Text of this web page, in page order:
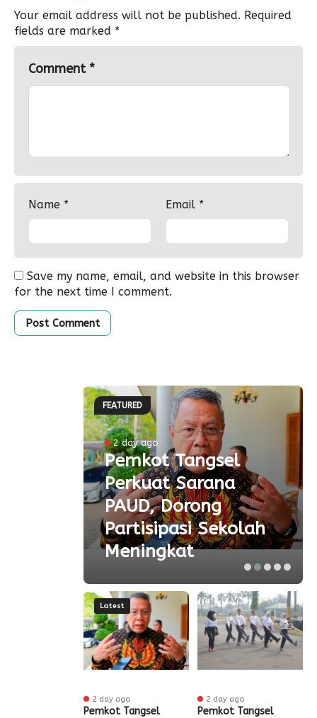
Your email address will not be published. Required
fields are marked *
Comment *
Name * Email *
Save my name, email, and website in this browser
for the next time I comment.
FEATURED
2 day ago
Pemkot Tangsel
Perkuat Sarana
PAUD, Dorong
Partisipasi Sekolah
Meningkat
Latest
2 day ago
Pemkot Tangsel
2 day ago
Pemkot Tangsel